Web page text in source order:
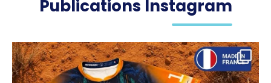
Publications Instagram